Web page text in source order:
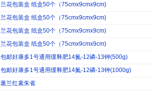
兰花包装盒 纸盒50个（75cmx9cmx9cm)
兰花包装盒 纸盒50个（75cmx9cmx9cm)
兰花包装盒 纸盒50个（75cmx9cmx9cm)
兰花包装盒 纸盒50个（75cmx9cmx9cm)
包邮好康多1号通用缓释肥14氮-12磷-13钾(500g)
包邮好康多1号通用缓释肥14氮-12磷-13钾(1000g)
蕙兰红素朱雀